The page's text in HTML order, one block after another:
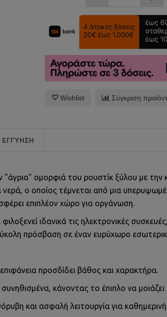
Wishlist Σύγκριση
ΕΓΓΎΗΣΗ
"άγρια" ομορφιά του ρουστίκ ξύλου με
ο οποίος τέμνεται από μια
επιπλέον χώρο για οργάνωση.
ιδανικά τις ηλεκτρονικές
πρόσβαση σε έναν ευρύχωρο
προσδίδει βάθος και χαρακτήρα.
κάνοντας το έπιπλο να μοιάζει
και ασφαλή λειτουργία για